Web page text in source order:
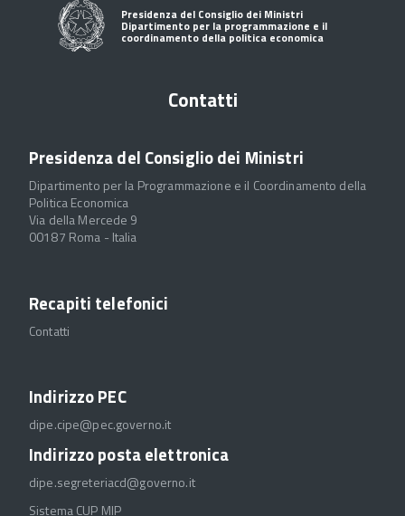
Presidenza del Consiglio dei Ministri
Dipartimento per la programmazione e il
coordinamento della politica economica
Contatti
Presidenza del Consiglio dei Ministri
Dipartimento per la Programmazione e il Coordinamento della
Politica Economica
Via della Mercede 9
00187 Roma - Italia
Recapiti telefonici
Contatti
Indirizzo PEC
dipe.cipe@pec.governo.it
Indirizzo posta elettronica
dipe.segreteriacd@governo.it
Sistema CUP MIP